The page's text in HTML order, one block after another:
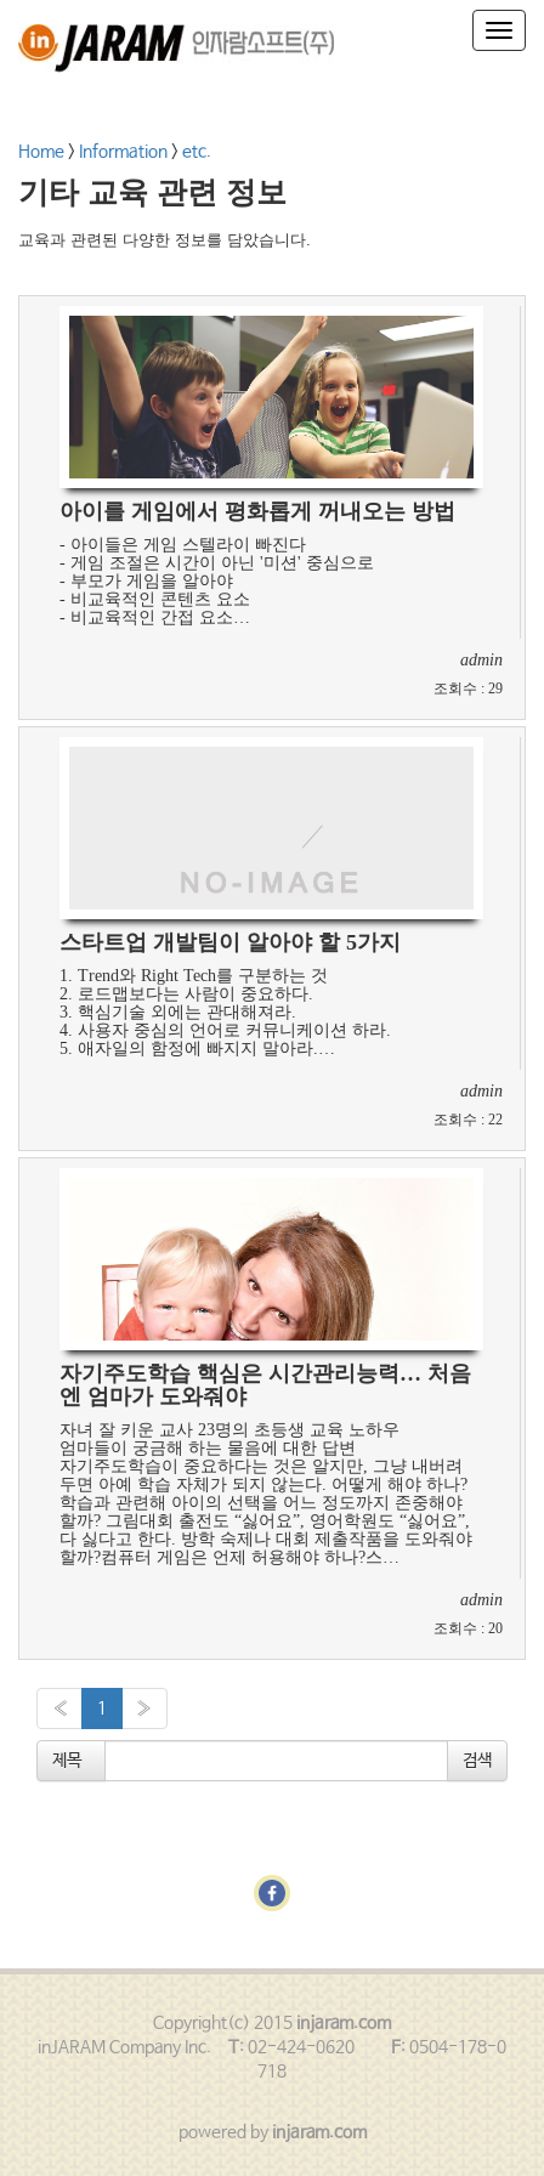
T
o
a
Home > Information > etc.
기타 교육 관련 정보
교육과 관련된 다양한 정보를 담았습니다.
아이를 게임에서 평화롭게 꺼내오는 방법
- 아이들은 게임 스텔라이 빠진다
- 게임 조절은 시간이 아닌 '미션' 중심으로
- 부모가 게임을 알아야
- 비교육적인 콘텐츠 요소
- 비교육적인 간접 요소…
admin
조회수 : 29
스타트업 개발팀이 알아야 할 5가지
1. Trend와 Right Tech를 구분하는 것
2. 로드맵보다는 사람이 중요하다.​
3. 핵심기술 외에는 관대해져라.​
4. 사용자 중심의 언어로 커뮤니케이션 하라.​
​5. 애자일의 함정에 빠지지 말아라.​…
admin
조회수 : 22
자기주도학습 핵심은 시간관리능력… 처음
엔 엄마가 도와줘야
자녀 잘 키운 교사 23명의 초등생 교육 노하우
엄마들이 궁금해 하는 물음에 대한 답변
자기주도학습이 중요하다는 것은 알지만, 그냥 내버려
두면 아예 학습 자체가 되지 않는다. 어떻게 해야 하나?
학습과 관련해 아이의 선택을 어느 정도까지 존중해야
할까? 그림대회 출전도 “싫어요”, 영어학원도 “싫어요”,
다 싫다고 한다. 방학 숙제나 대회 제출작품을 도와줘야
할까?컴퓨터 게임은 언제 허용해야 하나?스…
admin
조회수 : 20
« 1 »
제목
Copyright(c) 2015 injaram.com
inJARAM Company Inc. T: 02-424-0620 F: 0504-178-0
718
powered by injaram.com